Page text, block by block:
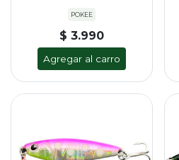
POKEE
$ 3.990
Agregar al carro